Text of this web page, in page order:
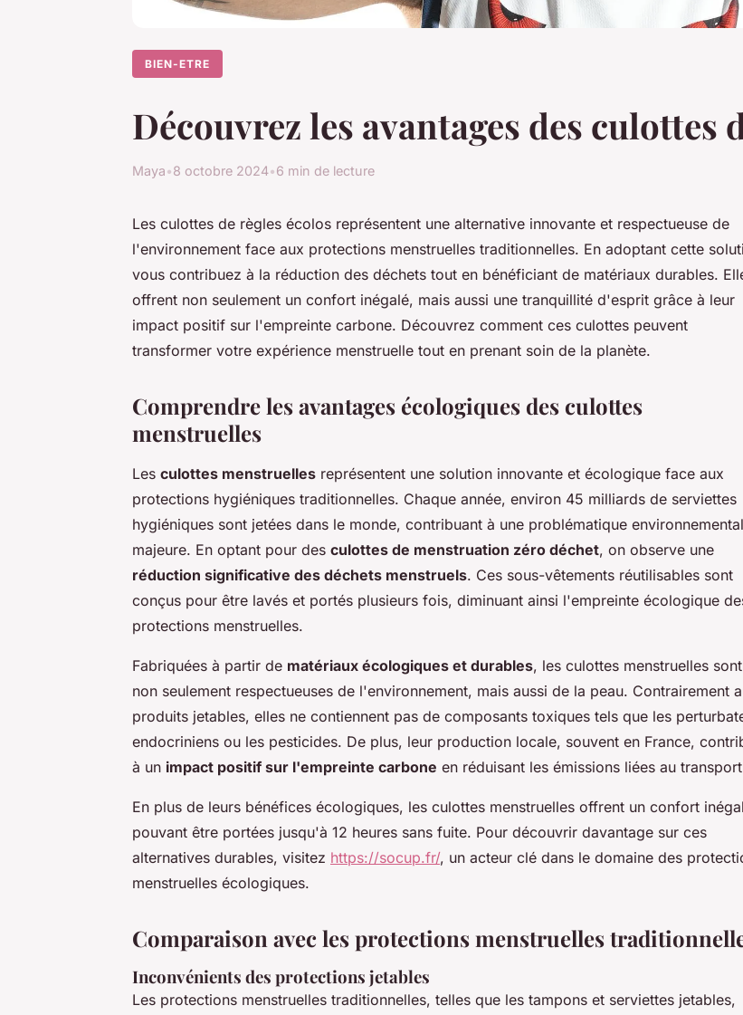
BIEN-ETRE
Découvrez les avantages des culottes
Maya•8 octobre 2024•6 min de lecture
Les culottes de règles écolos représentent une alternative innovante et respectueuse de
l'environnement face aux protections menstruelles traditionnelles. En adoptant cette
vous contribuez à la réduction des déchets tout en bénéficiant de matériaux durables.
offrent non seulement un confort inégalé, mais aussi une tranquillité d'esprit grâce à leur
impact positif sur l'empreinte carbone. Découvrez comment ces culottes peuvent
transformer votre expérience menstruelle tout en prenant soin de la planète.
Comprendre les avantages écologiques des culottes
menstruelles
Les culottes menstruelles représentent une solution innovante et écologique face aux
protections hygiéniques traditionnelles. Chaque année, environ 45 milliards de serviettes
hygiéniques sont jetées dans le monde, contribuant à une problématique
majeure. En optant pour des culottes de menstruation zéro déchet, on observe une
réduction significative des déchets menstruels. Ces sous-vêtements réutilisables sont
conçus pour être lavés et portés plusieurs fois, diminuant ainsi l'empreinte écologique
protections menstruelles.
Fabriquées à partir de matériaux écologiques et durables, les culottes menstruelles sont
non seulement respectueuses de l'environnement, mais aussi de la peau. Contrairement
produits jetables, elles ne contiennent pas de composants toxiques tels que les
endocriniens ou les pesticides. De plus, leur production locale, souvent en France,
à un impact positif sur l'empreinte carbone en réduisant les émissions liées au
En plus de leurs bénéfices écologiques, les culottes menstruelles offrent un confort
pouvant être portées jusqu'à 12 heures sans fuite. Pour découvrir davantage sur ces
alternatives durables, visitez https://socup.fr/, un acteur clé dans le domaine des
menstruelles écologiques.
Comparaison avec les protections menstruelles
Inconvénients des protections jetables
Les protections menstruelles traditionnelles, telles que les tampons et serviettes jetables,